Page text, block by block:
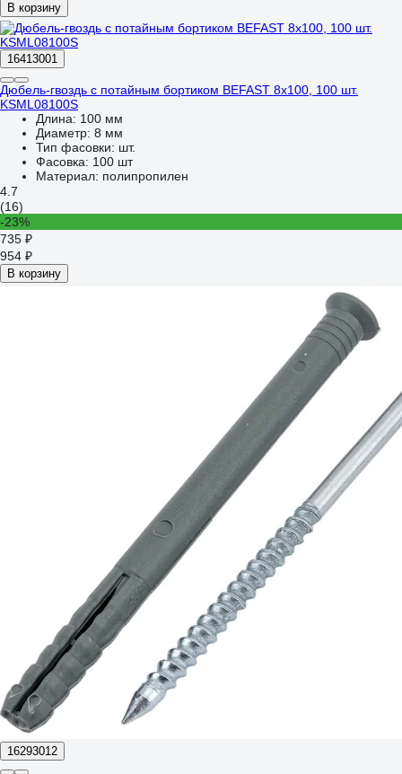
В корзину
16413001
Дюбель-гвоздь с потайным бортиком BEFAST 8x100, 100 шт.
KSML08100S
Длина: 100 мм
Диаметр: 8 мм
Тип фасовки: шт.
Фасовка: 100 шт
Материал: полипропилен
4.7
(16)
-23%
735 ₽
954 ₽
В корзину
16293012